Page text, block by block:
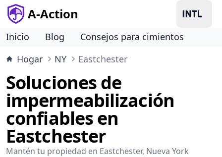
A-Action
Inicio Blog
Consejos para cimientos
Hogar
NY Eastchester
Soluciones de
impermeabilización
confiables en
Eastchester
Mantén tu propiedad en Eastchester, Nueva York